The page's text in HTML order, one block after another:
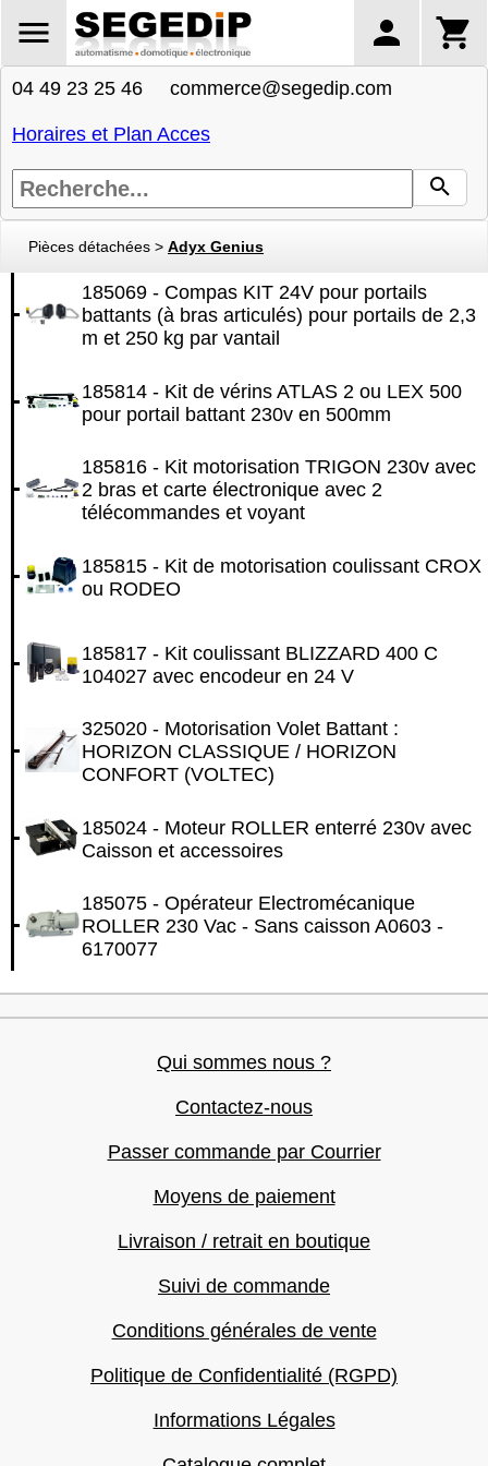
04 49 23 25 46 commerce@segedip.com
Horaires et Plan Acces
Pièces détachées > Adyx Genius
185069 - Compas KIT 24V pour portails
battants (à bras articulés) pour portails de 2,3
m et 250 kg par vantail
185814 - Kit de vérins ATLAS 2 ou LEX 500
pour portail battant 230v en 500mm
185816 - Kit motorisation TRIGON 230v avec
2 bras et carte électronique avec 2
télécommandes et voyant
185815 - Kit de motorisation coulissant CROX
ou RODEO
185817 - Kit coulissant BLIZZARD 400 C
104027 avec encodeur en 24 V
325020 - Motorisation Volet Battant :
HORIZON CLASSIQUE / HORIZON
CONFORT (VOLTEC)
185024 - Moteur ROLLER enterré 230v avec
Caisson et accessoires
185075 - Opérateur Electromécanique
ROLLER 230 Vac - Sans caisson A0603 -
6170077
Qui sommes nous ?
Contactez-nous
Passer commande par Courrier
Moyens de paiement
Livraison / retrait en boutique
Suivi de commande
Conditions générales de vente
Politique de Confidentialité (RGPD)
Informations Légales